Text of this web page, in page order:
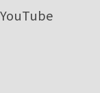
YouTube